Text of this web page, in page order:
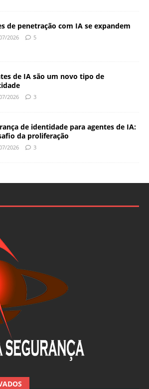
de penetração com IA se expandem
2026 5
de IA são um novo tipo de
2026 3
de identidade para agentes de IA:
da proliferação
2026 3